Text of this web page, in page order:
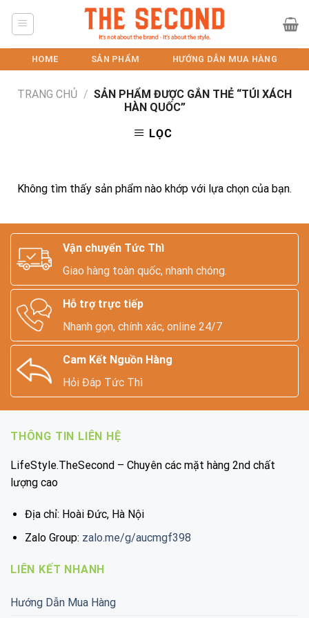
HOME SẢN PHẨM HƯỚNG DẪN MUA HÀNG
TRANG CHỦ / SẢN PHẨM ĐƯỢC GẮN THẺ “TÚI XÁCH
HÀN QUỐC”
LỌC
Không tìm thấy sản phẩm nào khớp với lựa chọn của bạn.
Vận chuyển Tức Thì
Giao hàng toàn quốc, nhanh chóng.
Hỗ trợ trực tiếp
Nhanh gọn, chính xác, online 24/7
Cam Kết Nguồn Hàng
Hỏi Đáp Tức Thì
THÔNG TIN LIÊN HỆ
LifeStyle.TheSecond – Chuyên các mặt hàng 2nd chất
lượng cao
Địa chỉ: Hoài Đức, Hà Nội
Zalo Group: zalo.me/g/aucmgf398
LIÊN KẾT NHANH
Hướng Dẫn Mua Hàng